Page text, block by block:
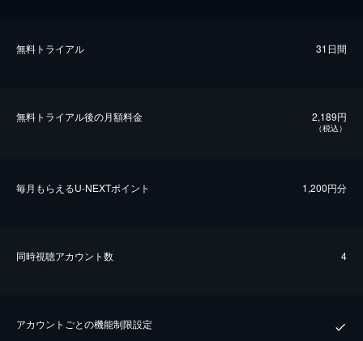
無料トライアル 31日間
無料トライアル後の⽉額料金 2,189円
（税込）
毎⽉もらえるU-NEXTポイント 1,200円分
同時視聴アカウント数 4
アカウントごとの機能制限設定